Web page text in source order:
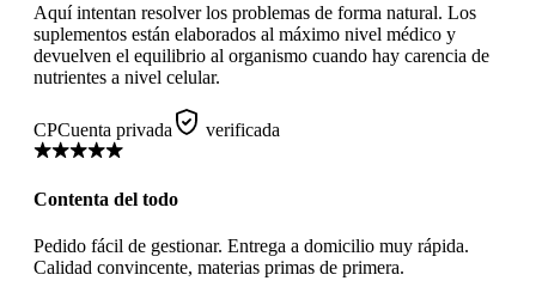
Aquí intentan resolver los problemas de forma natural. Los
suplementos están elaborados al máximo nivel médico y
devuelven el equilibrio al organismo cuando hay carencia de
nutrientes a nivel celular.
CPCuenta privada verificada
Contenta del todo
Pedido fácil de gestionar. Entrega a domicilio muy rápida.
Calidad convincente, materias primas de primera.